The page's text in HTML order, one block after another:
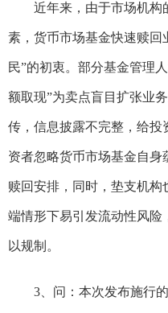
近年来，由于市场机构
素，货币市场基金快速赎回
民”的初衷。部分基金管理
额取现”为卖点盲目扩张业
传，信息披露不完整，给投
资者忽略货币市场基金自身
赎回安排，同时，垫支机
端情形下易引发流动性风险
以规制。
3、问：本次发布施行